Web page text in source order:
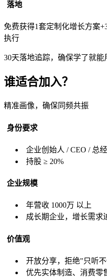
落地
免费获得1套定制化增长方案
执行
30天落地追踪，确保学了就能
谁适合加入？
精准画像，确保同频共振
身份要求
企业创始人 / CEO / 总
持股 ≥ 20%
企业规模
年营收 1000万 以上
成长期企业，增长需求
价值观
开放分享，拒绝"只听
优先实体制造、消费零